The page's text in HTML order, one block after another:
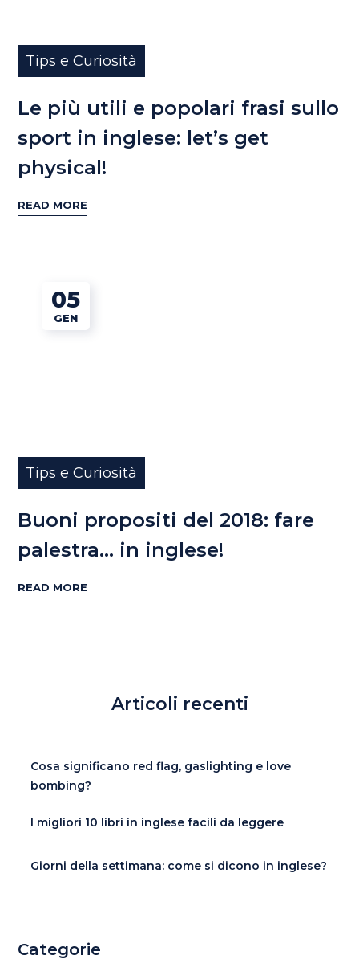
Tips e Curiosità
Le più utili e popolari frasi sullo
sport in inglese: let’s get
physical!
READ MORE
05
GEN
Tips e Curiosità
Buoni propositi del 2018: fare
palestra… in inglese!
READ MORE
Articoli recenti
Cosa significano red flag, gaslighting e love
bombing?
I migliori 10 libri in inglese facili da leggere
Giorni della settimana: come si dicono in inglese?
Categorie